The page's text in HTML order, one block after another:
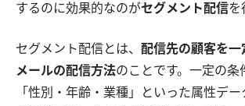
するのに効果的なのがセグメント配信を
セグメント配信とは、 配信先の顧客を一
メールの配信方法のことです。一定の条
「性別・年齢・業種」といった属性デ